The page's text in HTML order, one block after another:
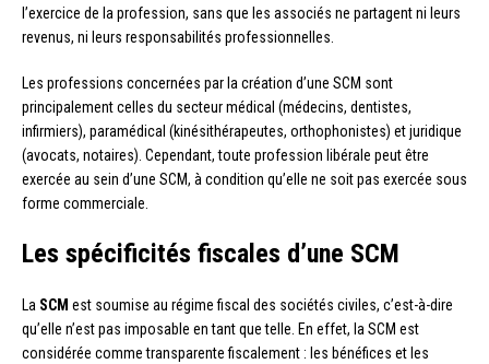
l’exercice de la profession, sans que les associés ne partagent ni leurs
revenus, ni leurs responsabilités professionnelles.
Les professions concernées par la création d’une SCM sont
principalement celles du secteur médical (médecins, dentistes,
infirmiers), paramédical (kinésithérapeutes, orthophonistes) et juridique
(avocats, notaires). Cependant, toute profession libérale peut être
exercée au sein d’une SCM, à condition qu’elle ne soit pas exercée sous
forme commerciale.
Les spécificités fiscales d’une SCM
La SCM est soumise au régime fiscal des sociétés civiles, c’est-à-dire
qu’elle n’est pas imposable en tant que telle. En effet, la SCM est
considérée comme transparente fiscalement : les bénéfices et les